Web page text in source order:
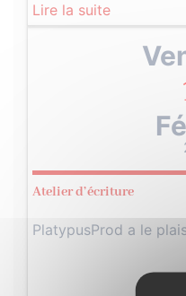
Lire la suite
Atelier d’écriture
PlatypusProd a le